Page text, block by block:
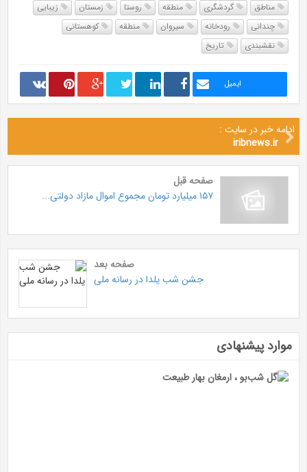
مناطق
گردشگری منطقه روستا زمستان
زیبایی
چندانی
رودخانه سیروان منطقه
کوهستانی
نقشبندی
تاریخ
ایمیل
ادامه خبر در سایت :
iribnews.ir
صفحه قبل
۱۵۷ میلیارد تومان مجموع اموال مازاد دولتی...
صفحه بعد
جشن شب یلدا در رسانه ملی
موارد پیشنهادی